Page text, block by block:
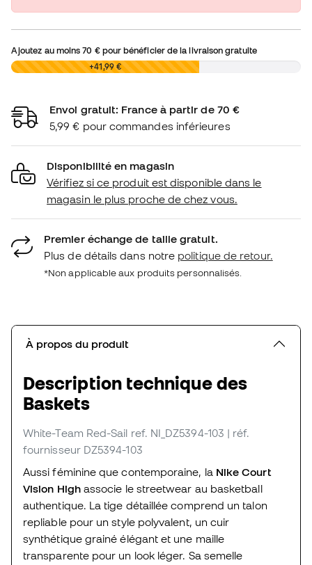
Ajoutez au moins70 €pour bénéficier de la livraison gratuite
0,00 € +41,99 €
Envoi gratuit: France à partir de 70 €
5,99 € pour commandes inférieures
Disponibilité en magasin
Vérifiez si ce produit est disponible dans le
magasin le plus proche de chez vous.
Premier échange de taille gratuit.
Plus de détails dans notre politique de retour.
*Non applicable aux produits personnalisés.
À propos du produit
Description technique des
Baskets
White-Team Red-Sail ref. NI_DZ5394-103 | réf.
fournisseur DZ5394-103
Aussi féminine que contemporaine, la Nike Court
Vision Highassocie le streetwear au basketball
authentique. La tige détaillée comprend un talon
repliable pour un style polyvalent, un cuir
synthétique grainé élégant et une maille
transparente pour un look léger. Sa semelle